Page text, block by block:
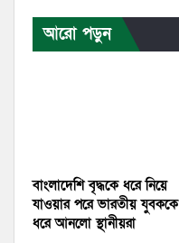
আরো পড়ুন
বাংলাদেশি বৃদ্ধকে ধরে নিয়ে
যাওয়ার পরে ভারতীয় যুবককে
ধরে আনলো স্থানীয়রা